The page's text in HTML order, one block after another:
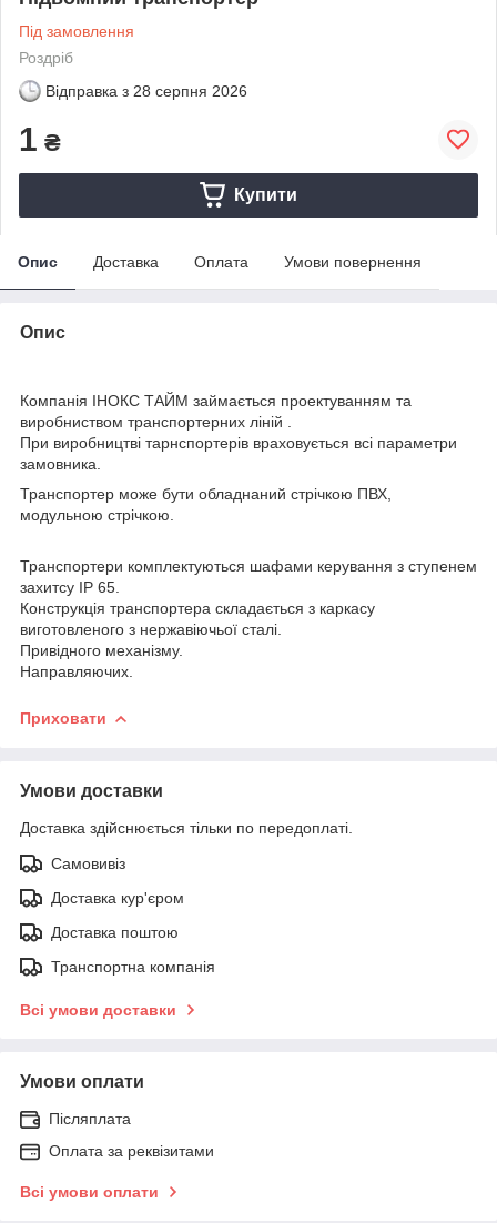
Під замовлення
Роздріб
Відправка з 28 серпня 2026
1 ₴
Купити
Опис Доставка Оплата Умови повернення
Опис
Компанія ІНОКС ТАЙМ займається проектуванням та
виробниством транспортерних ліній .
При виробництві тарнспортерів враховується всі параметри
замовника.
Транспортер може бути обладнаний стрічкою ПВХ,
модульною стрічкою.
Транспортери комплектуються шафами керування з ступенем
захитсу IP 65.
Конструкція транспортера складається з каркасу
виготовленого з нержавіючьої сталі.
Привідного механізму.
Направляючих.
Приховати
Умови доставки
Доставка здійснюється тільки по передоплаті.
Самовивіз
Доставка кур'єром
Доставка поштою
Транспортна компанія
Всі умови доставки
Умови оплати
Післяплата
Оплата за реквізитами
Всі умови оплати